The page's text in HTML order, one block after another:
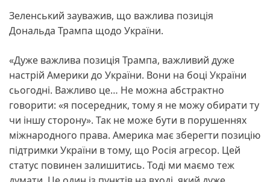
Зеленський зауважив, що важлива позиція
Дональда Трампа щодо України.
«Дуже важлива позиція Трампа, важливий дуже
настрій Америки до України. Вони на боці України
сьогодні. Важливо це… Не можна абстрактно
говорити: «я посередник, тому я не можу обирати ту
чи іншу сторону». Так не може бути в порушеннях
міжнародного права. Америка має зберегти позицію
підтримки України в тому, що Росія агресор. Цей
статус повинен залишитись. Тоді ми маємо теж